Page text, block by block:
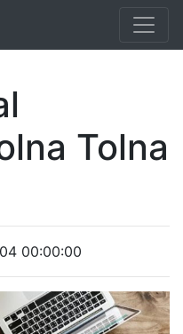
Tolna
00:00:00